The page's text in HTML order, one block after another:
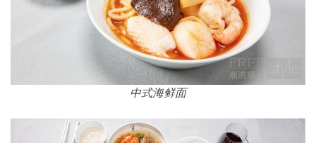
中式海鲜面